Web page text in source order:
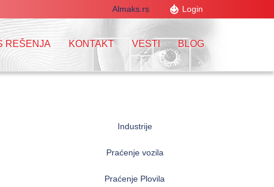
Almaks.rs Login
REŠENJA KONTAKT VESTI BLOG
Industrije
Praćenje vozila
Praćenje Plovila